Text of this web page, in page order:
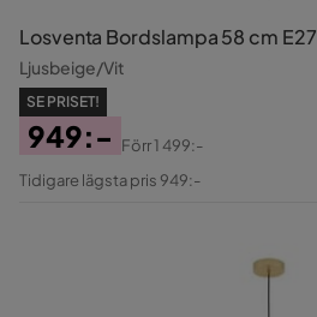
Losventa Bordslampa 58 cm E27
Ljusbeige/Vit
SE PRISET!
Pris
949:-
Original
Förr1 499:-
Tidigare lägsta pris 949:-